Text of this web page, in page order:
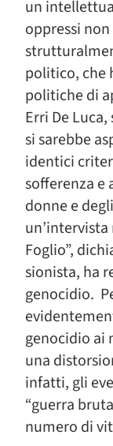
un
oppressi
politico, che
politiche di
Erri De
si sarebbe
identici
sofferenza e
donne e
Foglio”,
sionista, ha
genocidio.
genocidio ai
una
infatti, gli
“guerra
numero di